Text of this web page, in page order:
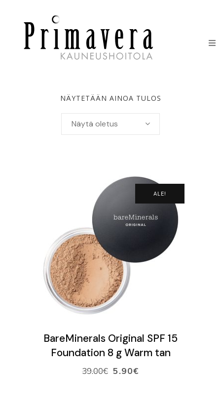
IHONHOITOTUOTTEET
YHTEYSTIEDOT
VARAA AIKA
VERKKOKAUPPA
Ostoskori
NÄYTETÄÄN AINOA TULOS
Näytä oletus
ALE!
LISÄÄ OSTOSKORIIN
BareMinerals Original SPF 15
Foundation 8 g Warm tan
39.00€ 5.90€